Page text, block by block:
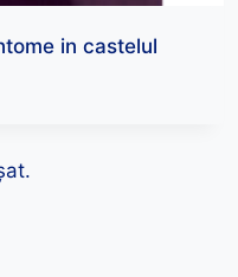
in castelul